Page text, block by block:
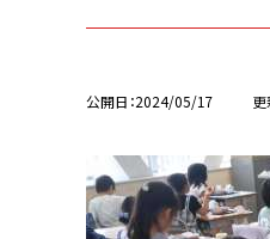
公開日 2024/05/17 更